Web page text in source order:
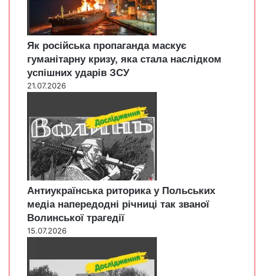
Як російська пропаганда маскує
гуманітарну кризу, яка стала наслідком
успішних ударів ЗСУ
21.07.2026
Антиукраїнська риторика у Польських
медіа напередодні річниці так званої
Волинської трагедії
15.07.2026